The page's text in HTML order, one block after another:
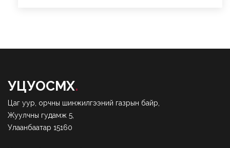
УЦУОСМХ.
Цаг уур, орчны шинжилгээний газрын байр,
Жуулчны гудамж 5,
Улаанбаатар 15160